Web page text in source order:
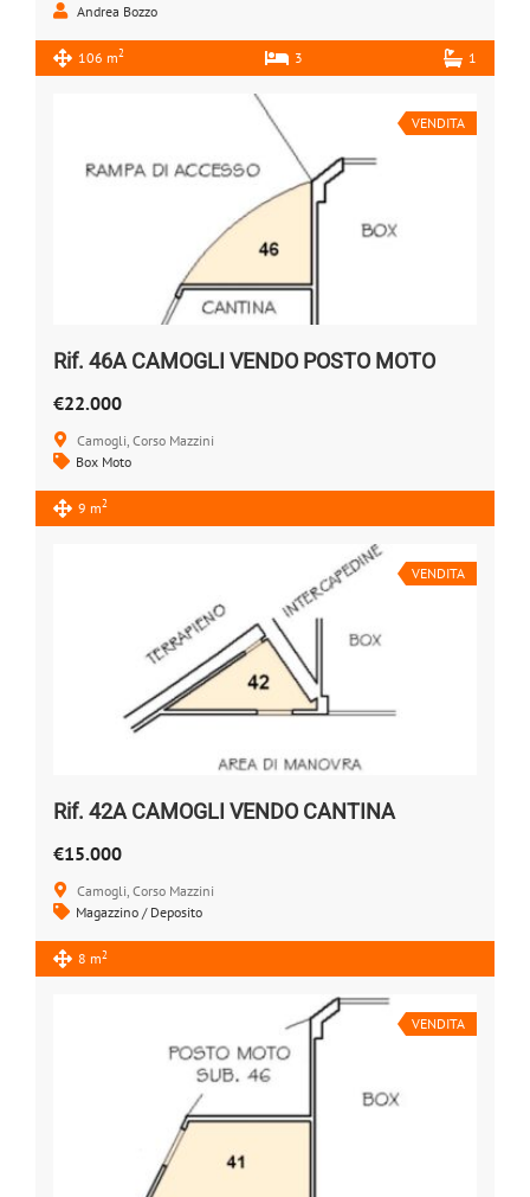
Andrea Bozzo
106 m2 3 1
VENDITA
Rif. 46A CAMOGLI VENDO POSTO MOTO
€22.000
Camogli, Corso Mazzini
Box Moto
9 m2
VENDITA
Rif. 42A CAMOGLI VENDO CANTINA
€15.000
Camogli, Corso Mazzini
Magazzino / Deposito
8 m2
VENDITA